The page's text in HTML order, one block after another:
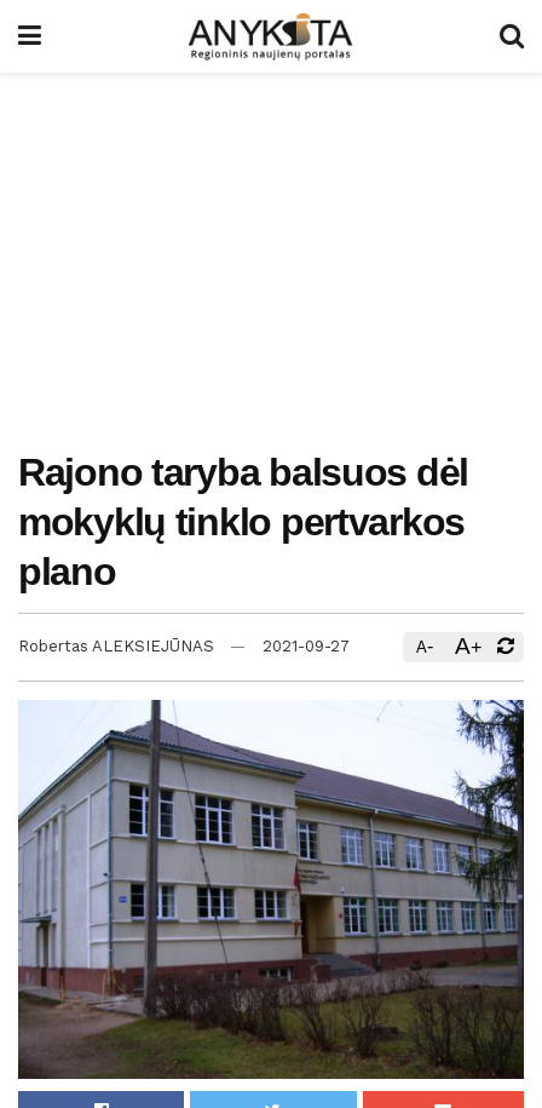
Rajono taryba balsuos dėl
mokyklų tinklo pertvarkos
plano
Robertas ALEKSIEJŪNAS 2021-09-27 A- A+